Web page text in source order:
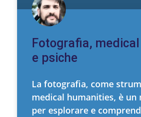
Fotografia,
e psiche
La fotografia, come
medical humanities, è un
per esplorare e